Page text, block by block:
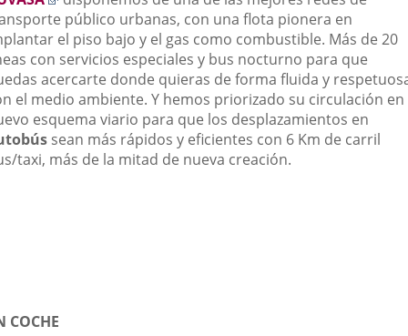
a
una
aplicación
externa.
público urbanas, con una flota pionera en
el piso bajo y el gas como combustible. Más de 20
con servicios especiales y bus nocturno para que
acercarte donde quieras de forma fluida y
el medio ambiente. Y hemos priorizado su circulación en
esquema viario para que los desplazamientos en
sean más rápidos y eficientes con 6 Km de carril
taxi, más de la mitad de nueva creación.
COCHE